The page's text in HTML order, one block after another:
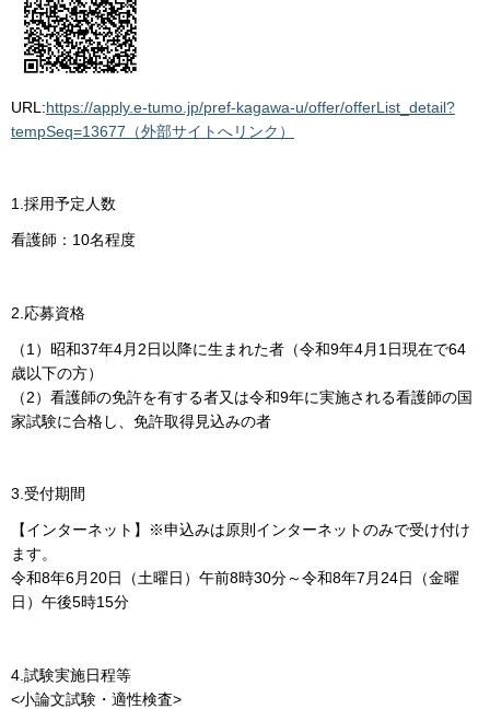
URL:https://apply.e-tumo.jp/pref-kagawa-u/offer/offerList_detail?
tempSeq=13677（外部サイトへリンク）
1.採用予定人数
看護師：10名程度
2.応募資格
（1）昭和37年4月2日以降に生まれた者（令和9年4月1日現在で64
歳以下の方）
（2）看護師の免許を有する者又は令和9年に実施される看護師の国
家試験に合格し、免許取得見込みの者
3.受付期間
【インターネット】※申込みは原則インターネットのみで受け付け
ます。
令和8年6月20日（土曜日）午前8時30分～令和8年7月24日（金曜
日）午後5時15分
4.試験実施日程等
<小論文試験・適性検査>